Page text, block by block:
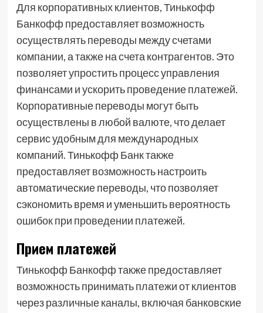
Для корпоративных клиентов, Тинькофф
Банкофф предоставляет возможность
осуществлять переводы между счетами
компании, а также на счета контрагентов. Это
позволяет упростить процесс управления
финансами и ускорить проведение платежей.
Корпоративные переводы могут быть
осуществлены в любой валюте, что делает
сервис удобным для международных
компаний. Тинькофф Банк также
предоставляет возможность настроить
автоматические переводы, что позволяет
сэкономить время и уменьшить вероятность
ошибок при проведении платежей.
Прием платежей
Тинькофф Банкофф также предоставляет
возможность принимать платежи от клиентов
через различные каналы, включая банковские